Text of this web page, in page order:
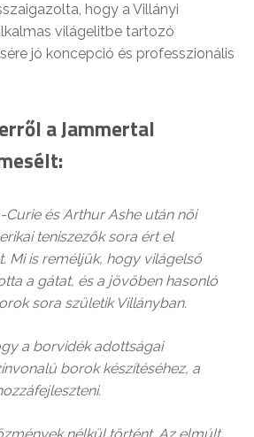
hogy a Villányi
világelitbe tartozó
jó koncepció és professzionális
a Jammertal
Curie és Arthur Ashe után női
teniszezők sora ért el
Mi is reméljük, hogy világelső
a gátat, és a jövőben hasonló
sora születik Villányban.
a borvidék adottságai
borok készítéséhez, a